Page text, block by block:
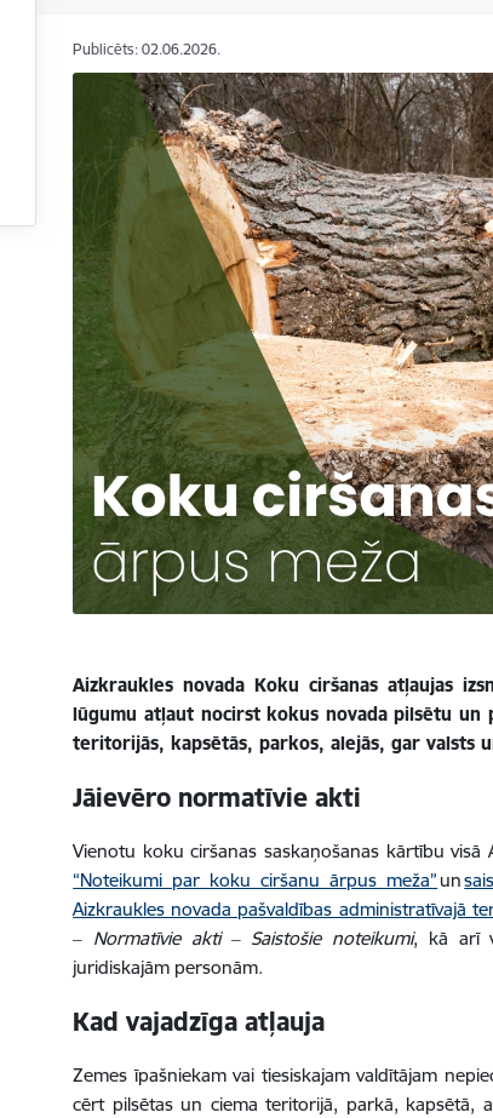
Publicēts: 02.06.2026.
Aizkraukles novada Koku ciršanas atļaujas
lūgumu atļaut nocirst kokus novada pilsētu un
teritorijās, kapsētās, parkos, alejās, gar valsts
Jāievēro normatīvie akti
Vienotu koku ciršanas saskaņošanas kārtību visā
“Noteikumi par koku ciršanu ārpus meža” un
Aizkraukles novada pašvaldības administratīvajā
‒ Normatīvie akti ‒ Saistošie noteikumi, kā arī
juridiskajām personām.
Kad vajadzīga atļauja
Zemes īpašniekam vai tiesiskajam valdītājam
cērt pilsētas un ciema teritorijā, parkā, kapsētā,